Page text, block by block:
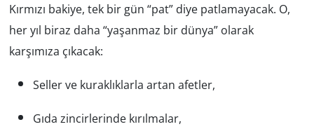
Kırmızı bakiye, tek bir gün “pat” diye patlamayacak. O,
her yıl biraz daha “yaşanmaz bir dünya” olarak
karşımıza çıkacak:
Seller ve kuraklıklarla artan afetler,
Gıda zincirlerinde kırılmalar,